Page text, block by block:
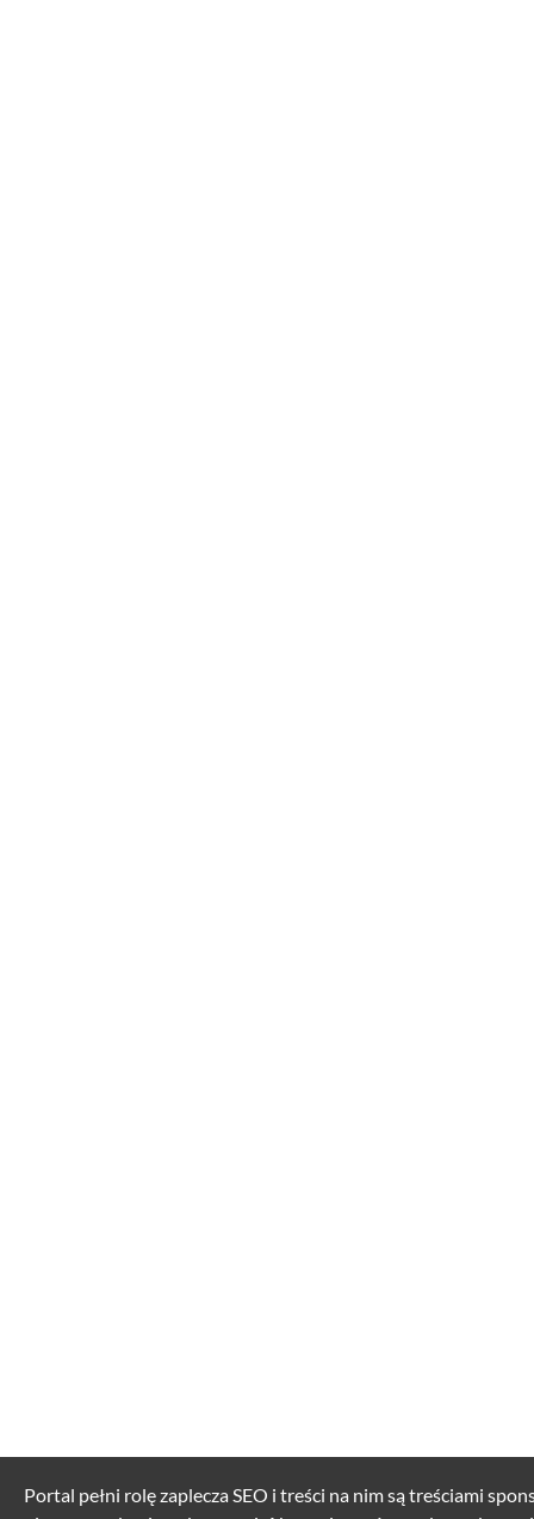
Portal pełni rolę zaplecza SEO i treści na nim są treściami